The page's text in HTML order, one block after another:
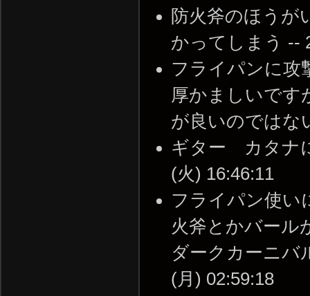
防火斧のほう
かってしまう --
フライパンに攻
厚かましいです
が良いのではな
ギター カタナ
(火) 16:46:11
フライパン使い
火斧とかバール
ダークカーニバ
(月) 02:59:18